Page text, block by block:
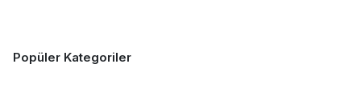
Popüler Kategoriler